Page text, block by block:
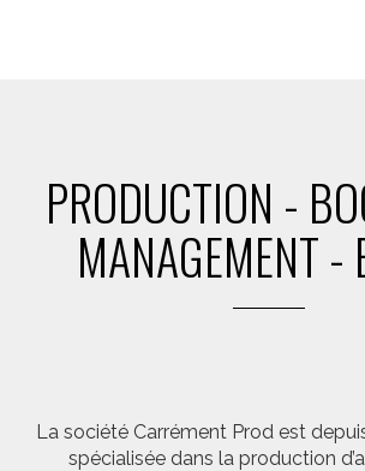
PRODUCTION -
MANAGEMENT -
La société Carrément Prod est
spécialisée dans la production